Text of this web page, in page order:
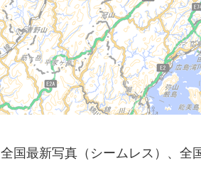
全国最新写真（シームレス）、全